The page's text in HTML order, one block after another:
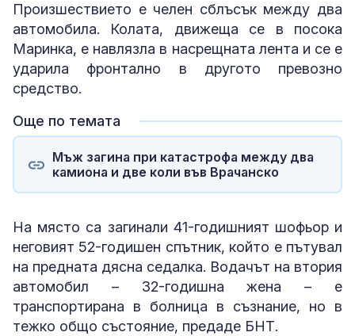
Произшествието е челен сблъсък между два
автомобила. Колата, движеща се в посока
Маринка, е навлязла в насрещната лента и се е
ударила фронтално в другото превозно
средство.
Още по темата
Мъж загина при катастрофа между два
камиона и две коли във Врачанско
На място са загинали 41-годишният шофьор и
неговият 52-годишен спътник, който е пътувал
на предната дясна седалка. Водачът на втория
автомобил – 32-годишна жена – е
транспортирана в болница в съзнание, но в
тежко общо състояние, предаде БНТ.